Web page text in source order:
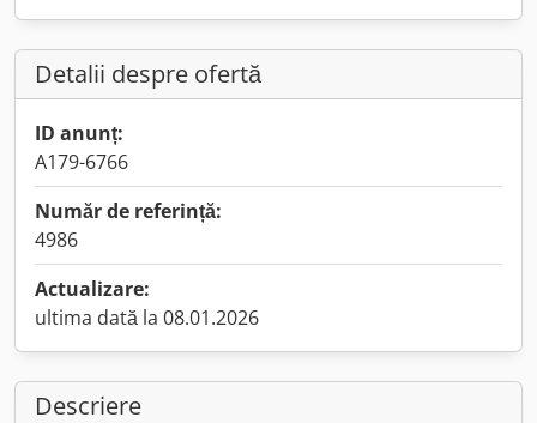
Detalii despre ofertă
ID anunț:
A179-6766
Număr de referință:
4986
Actualizare:
ultima dată la 08.01.2026
Descriere